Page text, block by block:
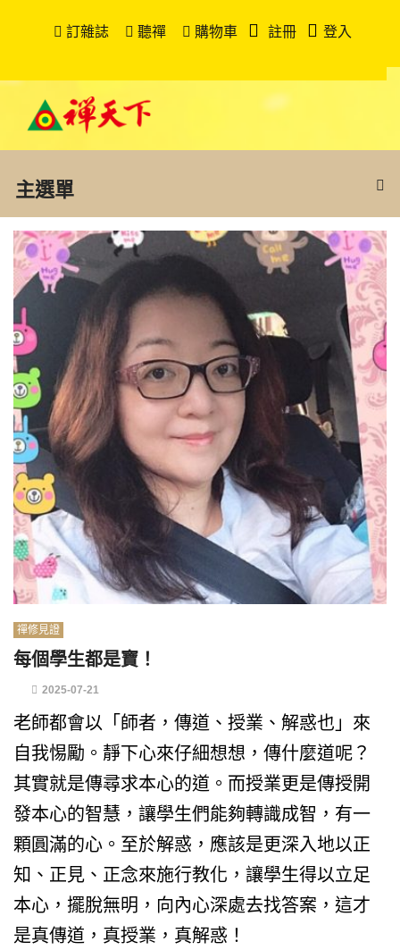
訂雜誌 聽禪 購物車 註冊 登入
主選單
禪修見證
每個學生都是寶！
2025-07-21
老師都會以「師者，傳道、授業、解惑也」來
自我惕勵。靜下心來仔細想想，傳什麼道呢？
其實就是傳尋求本心的道。而授業更是傳授開
發本心的智慧，讓學生們能夠轉識成智，有一
顆圓滿的心。至於解惑，應該是更深入地以正
知、正見、正念來施行教化，讓學生得以立足
本心，擺脫無明，向內心深處去找答案，這才
是真傳道，真授業，真解惑！